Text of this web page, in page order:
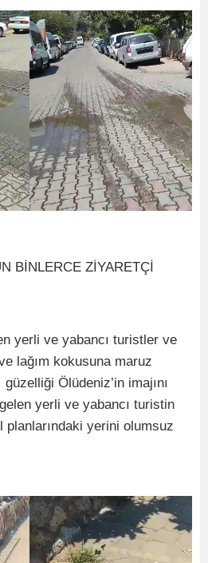
BİNLERCE ZİYARETÇİ
yerli ve yabancı turistler ve
lağım kokusuna maruz
Ölüdeniz’in imajını
yerli ve yabancı turistin
yerini olumsuz